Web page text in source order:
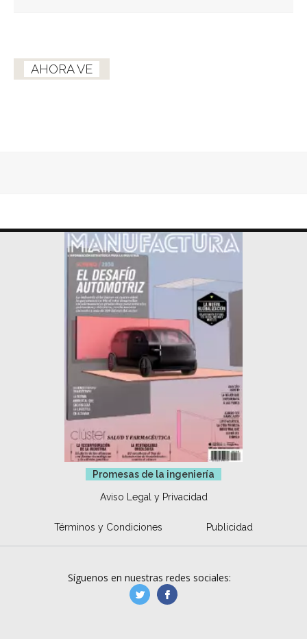
AHORA VE
Promesas de la ingeniería
Aviso Legal y Privacidad
Términos y Condiciones Publicidad
Síguenos en nuestras redes sociales:
manufacturaGE